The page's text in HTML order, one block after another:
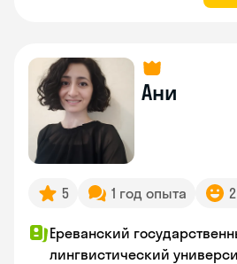
Ани
5 1 год опыта
Ереванский
лингвистический